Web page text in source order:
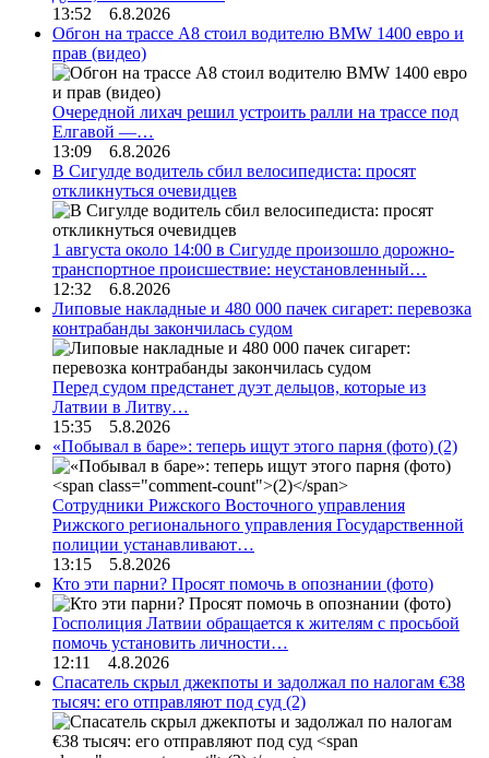
13:52 6.8.2026
Обгон на трассе А8 стоил водителю BMW 1400 евро и
прав (видео)
Очередной лихач решил устроить ралли на трассе под
Елгавой —…
13:09 6.8.2026
В Сигулде водитель сбил велосипедиста: просят
откликнуться очевидцев
1 августа около 14:00 в Сигулде произошло дорожно-
транспортное происшествие: неустановленный…
12:32 6.8.2026
Липовые накладные и 480 000 пачек сигарет: перевозка
контрабанды закончилась судом
Перед судом предстанет дуэт дельцов, которые из
Латвии в Литву…
15:35 5.8.2026
«Побывал в баре»: теперь ищут этого парня (фото) (2)
Сотрудники Рижского Восточного управления
Рижского регионального управления Государственной
полиции устанавливают…
13:15 5.8.2026
Кто эти парни? Просят помочь в опознании (фото)
Госполиция Латвии обращается к жителям с просьбой
помочь установить личности…
12:11 4.8.2026
Спасатель скрыл джекпоты и задолжал по налогам €38
тысяч: его отправляют под суд (2)